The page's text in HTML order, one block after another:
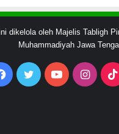
dikelola oleh Majelis Tabligh
Muhammadiyah Jawa
Facebook
Twitter YouTube